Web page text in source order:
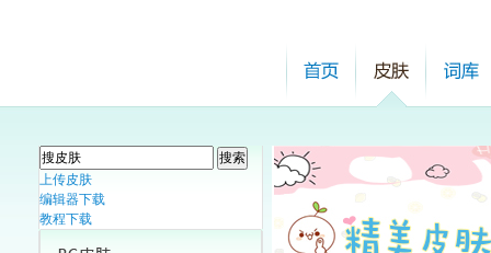
上传皮肤
编辑器下载
教程下载